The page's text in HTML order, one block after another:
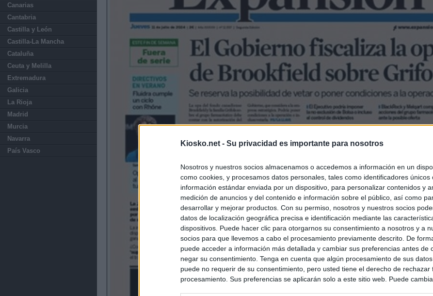
Kiosko.net - Su privacidad es importante para nosotros
Nosotros y nuestros socios almacenamos o accedemos a información en un
como cookies, y procesamos datos personales, tales como identificadores únicos
información estándar enviada por un dispositivo, para personalizar contenidos y
medición de anuncios y del contenido e información sobre el público, así como
desarrollar y mejorar productos. Con su permiso, nosotros y nuestros socios
datos de localización geográfica precisa e identificación mediante las
dispositivos. Puede hacer clic para otorgarnos su consentimiento a nosotros y a
socios para que llevemos a cabo el procesamiento previamente descrito. De
puede acceder a información más detallada y cambiar sus preferencias antes de
negar su consentimiento. Tenga en cuenta que algún procesamiento de sus
puede no requerir de su consentimiento, pero usted tiene el derecho de rechazar
procesamiento. Sus preferencias se aplicarán solo a este sitio web. Puede
Canarias
Cantabria
Castilla y León
Castilla-La Mancha
Cataluña
Ceuta y Melilla
Extremadura
Galicia
La Rioja
Madrid
Murcia
Navarra
País Vasco